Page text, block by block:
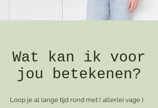
Wat kan ik voor
jou betekenen?
Loop je al lange tijd rond met ( allerlei vage )